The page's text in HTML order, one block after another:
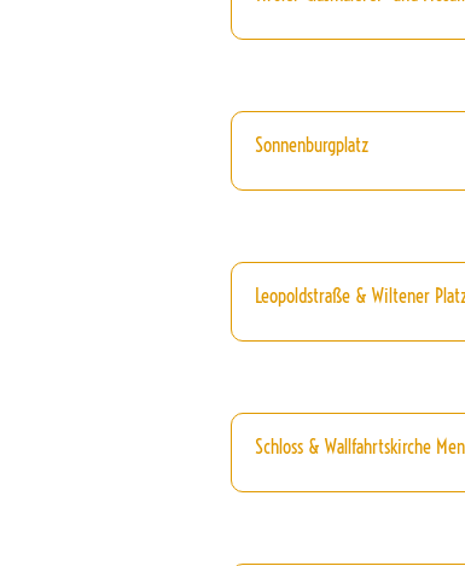
Sonnenburgplatz
Leopoldstraße & Wiltener
Schloss & Wallfahrtskirche